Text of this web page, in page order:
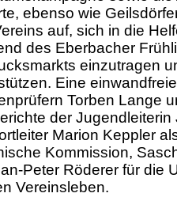
ebenso wie
auf, sich in die
des Eberbacher
einzutragen
Eine
Torben Lange
der
Marion Keppler
Kommission,
Peter Röderer für die
Vereinsleben.